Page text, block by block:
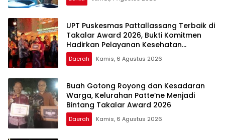
UPT Puskesmas Pattallassang Terbaik di
Takalar Award 2026, Bukti Komitmen
Hadirkan Pelayanan Kesehatan
Berkualitas
Daerah Kamis, 6 Agustus 2026
Buah Gotong Royong dan Kesadaran
Warga, Kelurahan Patte’ne Menjadi
Bintang Takalar Award 2026
Daerah Kamis, 6 Agustus 2026